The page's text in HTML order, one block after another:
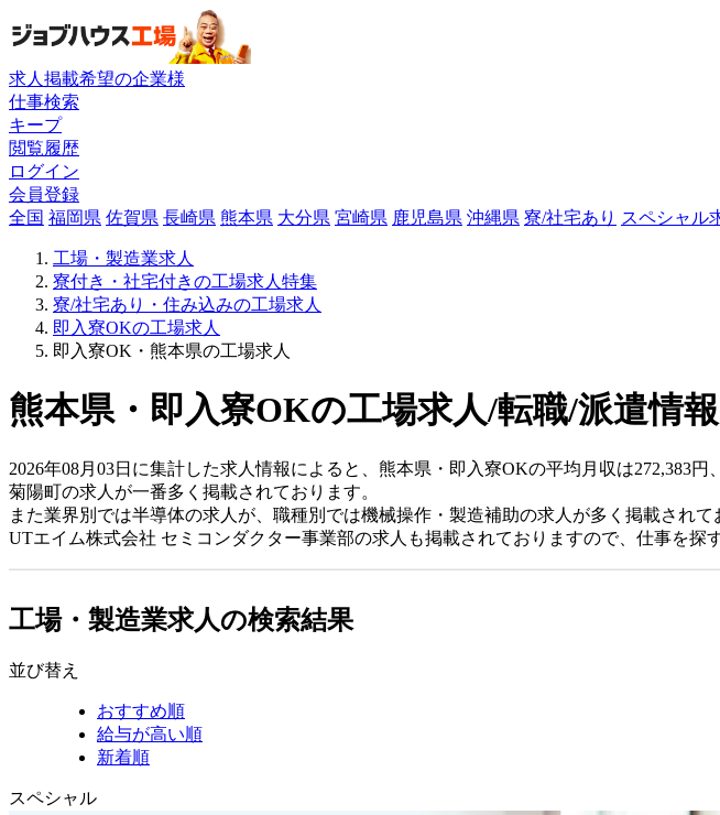
求人掲載希望の企業様
仕事検索
キープ
閲覧履歴
ログイン
会員登録
全国 福岡県 佐賀県 長崎県 熊本県 大分県 宮崎県 鹿児島県 沖縄県 寮/社宅あり スペシャル
工場・製造業求人
寮付き・社宅付きの工場求人特集
寮/社宅あり・住み込みの工場求人
即入寮OKの工場求人
即入寮OK・熊本県の工場求人
熊本県・即入寮OKの工場求人/転職/派遣情報
2026年08月03日に集計した求人情報によると、熊本県・即入寮OKの平均月収は272,383
菊陽町の求人が一番多く掲載されております。
また業界別では半導体の求人が、職種別では機械操作・製造補助の求人が多く掲載されて
UTエイム株式会社 セミコンダクター事業部の求人も掲載されておりますので、仕事を探
工場・製造業求人の検索結果
並び替え
おすすめ順
給与が高い順
新着順
スペシャル